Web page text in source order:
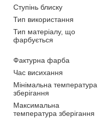
Ступінь блиску
Тип використання
Тип матеріалу, що
фарбується
Фактурна фарба
Час висихання
Мінімальна температура
зберігання
Максимальна
температура зберігання